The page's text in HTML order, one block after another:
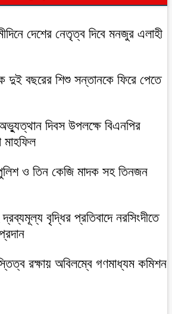
দেশের নেতৃত্ব দিবে মনজুর এলাহী
দুই বছরের শিশু সন্তানকে ফিরে পেতে
দিবস উপলক্ষে বিএনপির
ও তিন কেজি মাদক সহ তিনজন
বৃদ্ধির প্রতিবাদে নরসিংদীতে
রক্ষায় অবিলম্বে গণমাধ্যম কমিশন